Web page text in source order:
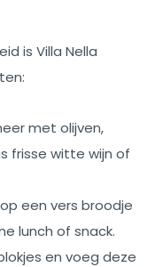
is Villa Nella
met olijven,
frisse witte wijn of
op een vers broodje
lunch of snack.
en voeg deze